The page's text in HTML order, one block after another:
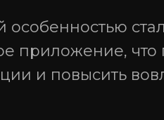
особенностью
приложение, что
и повысить